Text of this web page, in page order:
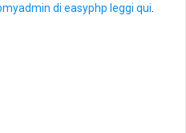
di easyphp leggi qui